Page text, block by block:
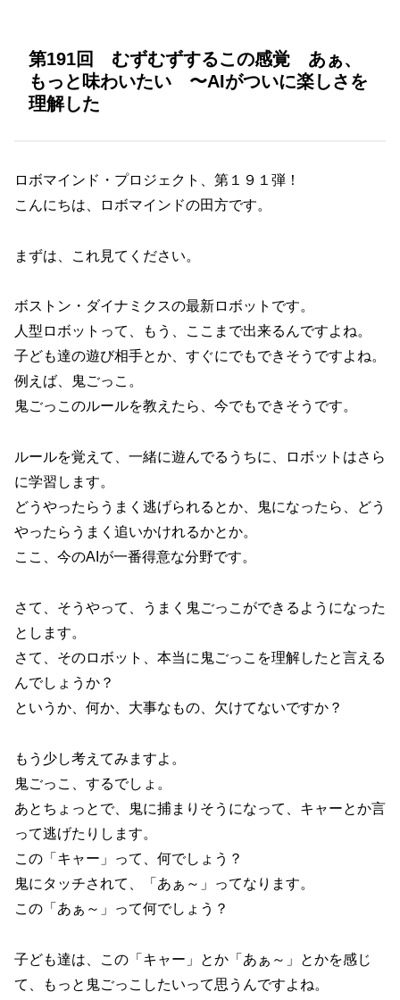
第191回 むずむずするこの感覚 あぁ、
もっと味わいたい 〜AIがついに楽しさを
理解した
ロボマインド・プロジェクト、第１９１弾！
こんにちは、ロボマインドの田方です。
まずは、これ見てください。
ボストン・ダイナミクスの最新ロボットです。
人型ロボットって、もう、ここまで出来るんですよね。
子ども達の遊び相手とか、すぐにでもできそうですよね。
例えば、鬼ごっこ。
鬼ごっこのルールを教えたら、今でもできそうです。
ルールを覚えて、一緒に遊んでるうちに、ロボットはさら
に学習します。
どうやったらうまく逃げられるとか、鬼になったら、どう
やったらうまく追いかけれるかとか。
ここ、今のAIが一番得意な分野です。
さて、そうやって、うまく鬼ごっこができるようになった
とします。
さて、そのロボット、本当に鬼ごっこを理解したと言える
んでしょうか？
というか、何か、大事なもの、欠けてないですか？
もう少し考えてみますよ。
鬼ごっこ、するでしょ。
あとちょっとで、鬼に捕まりそうになって、キャーとか言
って逃げたりします。
この「キャー」って、何でしょう？
鬼にタッチされて、「あぁ～」ってなります。
この「あぁ～」って何でしょう？
子ども達は、この「キャー」とか「あぁ～」とかを感じ
て、もっと鬼ごっこしたいって思うんですよね。